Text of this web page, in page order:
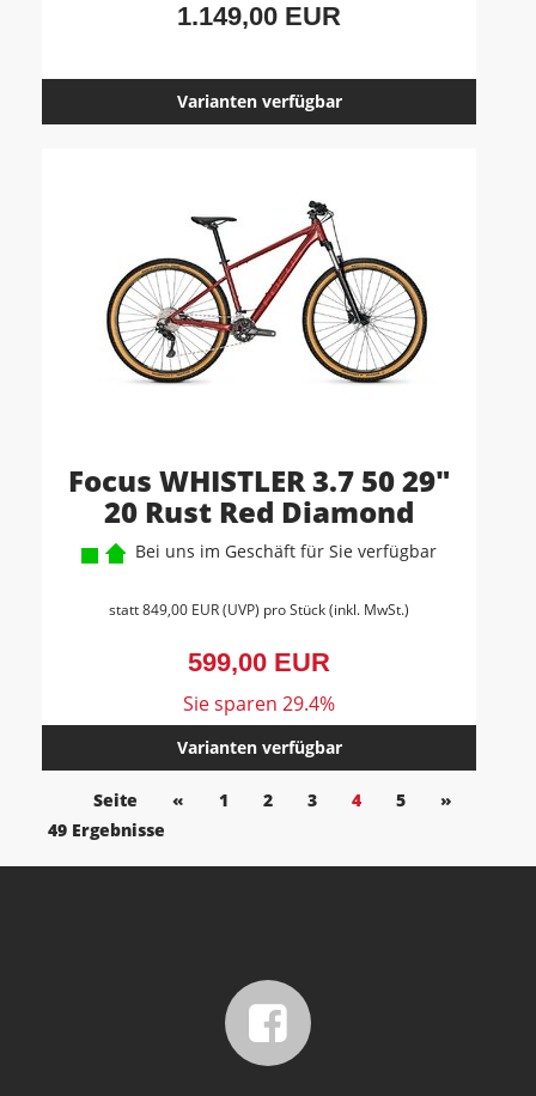
1.149,00 EUR
Varianten verfügbar
Focus WHISTLER 3.7 50 29"
20 Rust Red Diamond
Bei uns im Geschäft für Sie verfügbar
statt849,00 EUR(UVP) pro Stück (inkl. MwSt.)
599,00 EUR
Sie sparen 29.4%
Varianten verfügbar
Seite « 1 2 3 4 5
»
49 Ergebnisse